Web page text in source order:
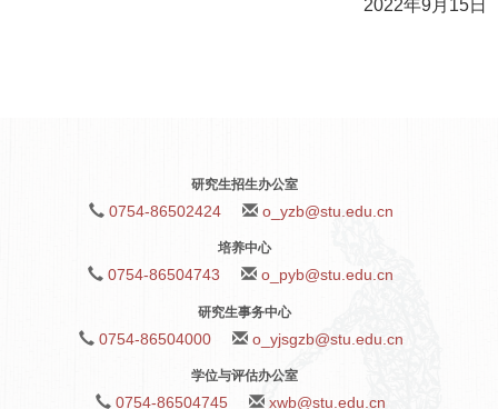
2022年9月15日
研究生招生办公室
0754-86502424 o_yzb@stu.edu.cn
培养中心
0754-86504743 o_pyb@stu.edu.cn
研究生事务中心
0754-86504000 o_yjsgzb@stu.edu.cn
学位与评估办公室
0754-86504745 xwb@stu.edu.cn